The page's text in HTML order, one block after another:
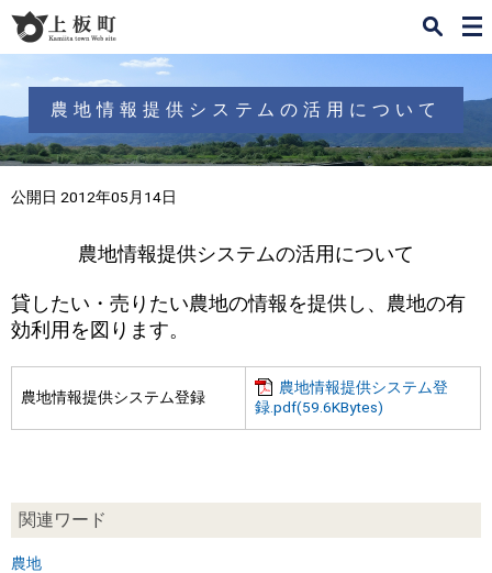
ュ
ー
農地情報提供システムの活用について
公開日 2012年05月14日
農地情報提供システムの活用について
貸したい・売りたい農地の情報を提供し、農地の有
効利用を図ります。
農地情報提供システム登録
農地情報提供システム登
録.pdf(59.6KBytes)
関連ワード
農地